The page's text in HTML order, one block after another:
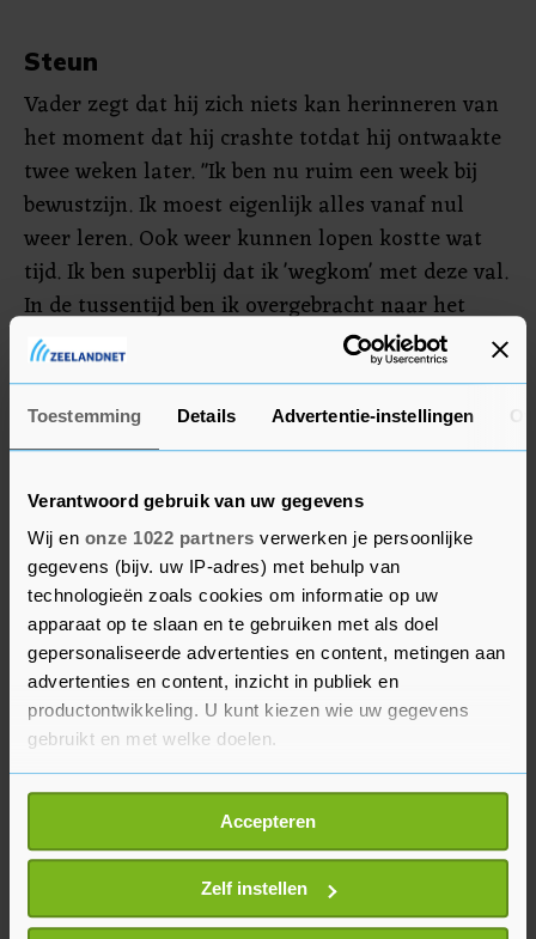
Toestemming Details Advertentie-instellingen
Verantwoord gebruik van uw gegevens
Wij en onze 1022 partners verwerken je persoonlijke
gegevens (bijv. uw IP-adres) met behulp van
technologieën zoals cookies om informatie op uw
apparaat op te slaan en te gebruiken met als doel
gepersonaliseerde advertenties en content, metingen aan
advertenties en content, inzicht in publiek en
productontwikkeling. U kunt kiezen wie uw gegevens
gebruikt en met welke doelen.
Als u het toestaat, willen we ook graag:
Informatie verzamelen over uw geografische
locatie, die tot een paar meter nauwkeurig kan zijn
Uw apparaat identificeren door het actief te
scannen op specifieke eigenschappen (fingerprinting)
Accepteren
Zelf instellen
Steun
Vader zegt dat hij zich niets kan herinneren van
het moment dat hij crashte totdat hij ontwaakte
twee weken later. "Ik ben nu ruim een week bij
bewustzijn. Ik moest eigenlijk alles vanaf nul
weer leren. Ook weer kunnen lopen kostte wat
tijd. Ik ben superblij dat ik 'wegkom' met deze val.
In de tussentijd ben ik overgebracht naar het
Erasmus MC in Rotterdam, waar verschillende
specialisten naar mijn breuken kijken. Ik mag het
ziekenhuis vanaf morgen verlaten en thuis
verder werken aan mijn herstel."
De wielrenner bedankte iedereen voor de steun.
Dat had hem de kracht had gegeven om er
bovenop te komen. Vooral bedankte hij de
koersdokter van de Ronde van Baskenland "voor
zijn snelle ingrijpen en voor het redden van zijn
leven".
Vader is bezig aan zijn eerste seizoen bij Jumbo-
Visma. Hij was in de jaren hiervoor vooral actief
als mountainbiker. Op de Spelen van Tokio werd